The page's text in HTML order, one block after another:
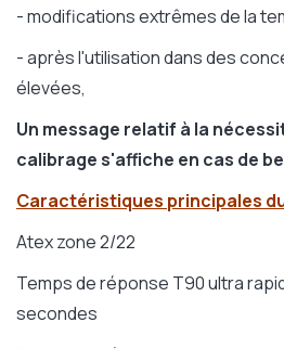
- modifications extrêmes de la
- après l'utilisation dans des
élevées,
Un message relatif à la
calibrage s'affiche en cas de
Caractéristiques principales
Atex zone 2/22
Temps de réponse T90 ultra
secondes